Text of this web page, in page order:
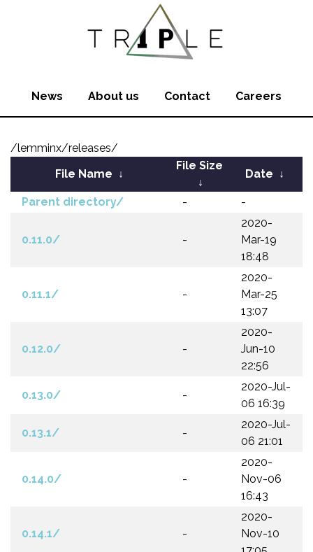
News About us Contact Careers
/lemminx/releases/
File Name ↓
File Size
↓
Date ↓
Parent directory/ - -
0.11.0/ -
2020-
Mar-19
18:48
0.11.1/ -
2020-
Mar-25
13:07
0.12.0/ -
2020-
Jun-10
22:56
0.13.0/ -
2020-Jul-
06 16:39
0.13.1/ -
2020-Jul-
06 21:01
0.14.0/ -
2020-
Nov-06
16:43
0.14.1/ -
2020-
Nov-10